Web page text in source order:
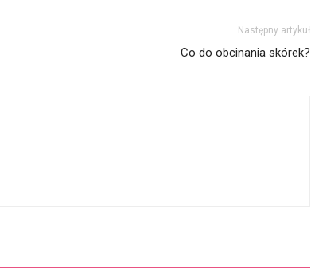
Następny artykuł
Co do obcinania skórek?